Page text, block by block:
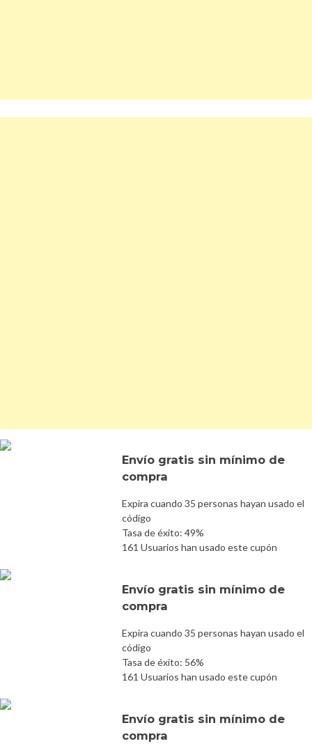
Envío gratis sin mínimo de
compra
Expira cuando 35 personas hayan usado el
código
Tasa de éxito: 49%
161 Usuarios han usado este cupón
Envío gratis sin mínimo de
compra
Expira cuando 35 personas hayan usado el
código
Tasa de éxito: 56%
161 Usuarios han usado este cupón
Envío gratis sin mínimo de
compra